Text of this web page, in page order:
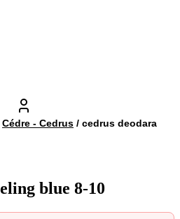
Cédre - Cedrus / cedrus deodara
blue 8-10